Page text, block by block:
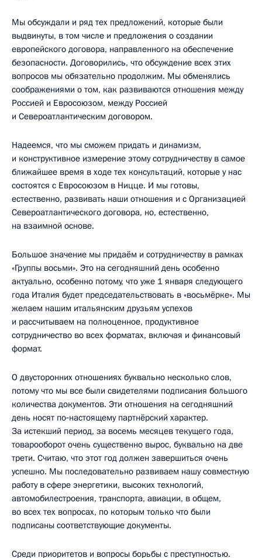
Мы обсуждали и ряд тех предложений, которые были
выдвинуты, в том числе и предложения о создании
европейского договора, направленного на обеспечение
безопасности. Договорились, что обсуждение всех этих
вопросов мы обязательно продолжим. Мы обменялись
соображениями о том, как развиваются отношения между
Россией и Евросоюзом, между Россией
и Североатлантическим договором.
Надеемся, что мы сможем придать и динамизм,
и конструктивное измерение этому сотрудничеству в самое
ближайшее время в ходе тех консультаций, которые у нас
состоятся с Евросоюзом в Ницце. И мы готовы,
естественно, развивать наши отношения и с Организацией
Североатлантического договора, но, естественно,
на взаимной основе.
Большое значение мы придаём и сотрудничеству в рамках
«Группы восьми». Это на сегодняшний день особенно
актуально, особенно потому, что уже 1 января следующего
года Италия будет председательствовать в «восьмёрке». Мы
желаем нашим итальянским друзьям успехов
и рассчитываем на полноценное, продуктивное
сотрудничество во всех форматах, включая и финансовый
формат.
О двусторонних отношениях буквально несколько слов,
потому что мы все были свидетелями подписания большого
количества документов. Эти отношения на сегодняшний
день носят по‑настоящему партнёрский характер.
За истекший период, за восемь месяцев текущего года,
товарооборот очень существенно вырос, буквально на две
трети. Считаю, что этот год должен завершиться очень
успешно. Мы последовательно развиваем нашу совместную
работу в сфере энергетики, высоких технологий,
автомобилестроения, транспорта, авиации, в общем,
во всех тех вопросах, по которым только что были
подписаны соответствующие документы.
Среди приоритетов и вопросы борьбы с преступностью.